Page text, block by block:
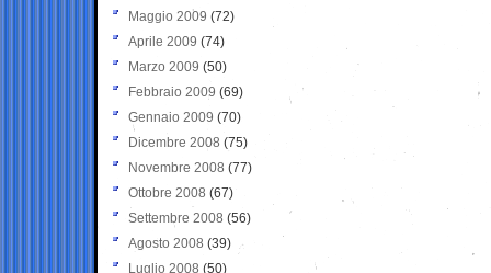
Maggio 2009 (72)
Aprile 2009 (74)
Marzo 2009 (50)
Febbraio 2009 (69)
Gennaio 2009 (70)
Dicembre 2008 (75)
Novembre 2008 (77)
Ottobre 2008 (67)
Settembre 2008 (56)
Agosto 2008 (39)
Luglio 2008 (50)